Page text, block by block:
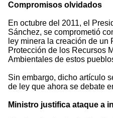
Compromisos olvidados
En octubre del 2011, el
Sánchez, se comprometió
ley minera la creación de
Protección de los Recursos
Ambientales de estos
Sin embargo, dicho artículo
de ley que ahora se debate
Ministro justifica ataque a